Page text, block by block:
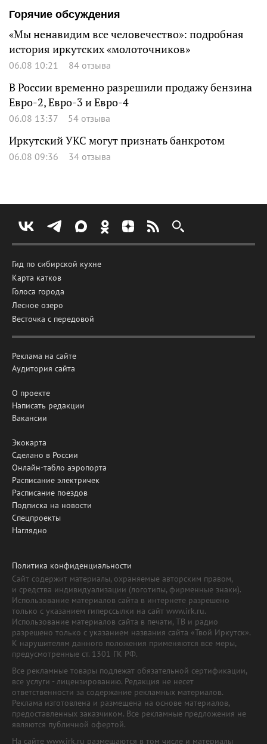
Горячие обсуждения
«Мы ненавидим все человечество»: подробная
история иркутских «молоточников»
06.08 10:21 84 отзыва
В России временно разрешили продажу бензина
Евро-2, Евро-3 и Евро-4
06.08 13:37 54 отзыва
Иркутский УКС могут признать банкротом
06.08 09:36 34 отзыва
Гид по сибирской кухне
Карта катков
Голоса города
Лесное озеро
Весточка с передовой
Реклама на сайте
Аудитория сайта
О проекте
Написать редакции
Вакансии
Экокарта
Сделано в России
Онлайн-табло аэропорта
Расписание электричек
Расписание поездов
Подписка на новости
Спецпроекты
Наглядно
Политика конфиденциальности
Сайт содержит материалы, охраняемые авторским правом,
и средства индивидуализации (логотипы, фирменные знаки).
Использование материалов сайта в интернете разрешено
только с указанием гиперссылки на сайт www.irk.ru.
Использование материалов сайта в печати, ТВ и радио
разрешено только с указанием названия сайта «Твой Иркутск».
К нарушителям данного положения применяются все меры,
предусмотренные ст. 1301 ГК РФ.
Все рекламные товары подлежат обязательной сертификации,
все услуги - лицензированию. Редакция не несет
ответственности за содержание рекламных материалов.
Реклама изготовлена и размещена на основе материалов,
предоставленных заказчиком. Все рекламные предложения не
являются публичной офертой.
На сайте www.irk.ru размещаются в том числе и материалы